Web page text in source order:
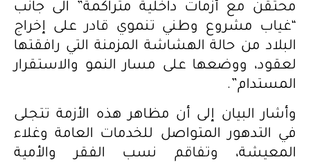
محتقن مع أزمات داخلية متراكمة” الى جانب
“غياب مشروع وطني تنموي قادر على إخراج
البلاد من حالة الهشاشة المزمنة التي رافقتها
لعقود، ووضعها على مسار النمو والاستقرار
المستدام”.
وأشار البيان إلى أن مظاهر هذه الأزمة تتجلى
في التدهور المتواصل للخدمات العامة وغلاء
المعيشة، وتفاقم نسب الفقر والأمية